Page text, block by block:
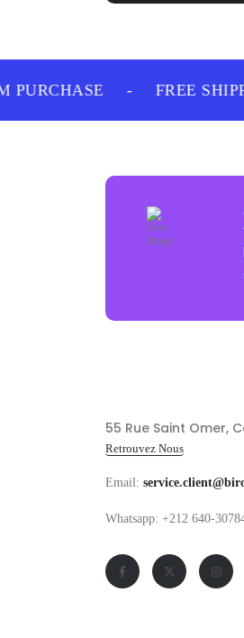
FREE
55 Rue Saint Omer,
Retrouvez Nous
Email:
Whatsapp: +212 640-